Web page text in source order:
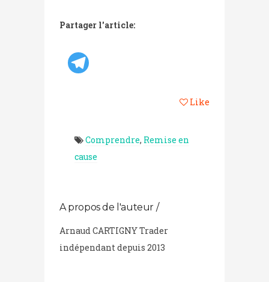
Partager l'article:
Like
Comprendre, Remise en
cause
A propos de l'auteur /
Arnaud CARTIGNY Trader
indépendant depuis 2013